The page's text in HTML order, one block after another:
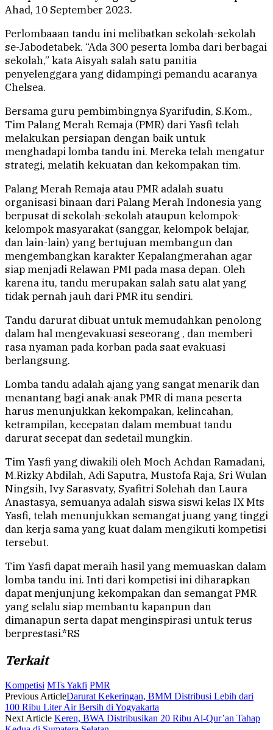
Ahad, 10 September 2023.
Perlombaaan tandu ini melibatkan sekolah-sekolah
se-Jabodetabek. “Ada 300 peserta lomba dari berbagai
sekolah,” kata Aisyah salah satu panitia
penyelenggara yang didampingi pemandu acaranya
Chelsea.
Bersama guru pembimbingnya Syarifudin, S.Kom.,
Tim Palang Merah Remaja (PMR) dari Yasfi telah
melakukan persiapan dengan baik untuk
menghadapi lomba tandu ini. Mereka telah mengatur
strategi, melatih kekuatan dan kekompakan tim.
Palang Merah Remaja atau PMR adalah suatu
organisasi binaan dari Palang Merah Indonesia yang
berpusat di sekolah-sekolah ataupun kelompok-
kelompok masyarakat (sanggar, kelompok belajar,
dan lain-lain) yang bertujuan membangun dan
mengembangkan karakter Kepalangmerahan agar
siap menjadi Relawan PMI pada masa depan. Oleh
karena itu, tandu merupakan salah satu alat yang
tidak pernah jauh dari PMR itu sendiri.
Tandu darurat dibuat untuk memudahkan penolong
dalam hal mengevakuasi seseorang , dan memberi
rasa nyaman pada korban pada saat evakuasi
berlangsung.
Lomba tandu adalah ajang yang sangat menarik dan
menantang bagi anak-anak PMR di mana peserta
harus menunjukkan kekompakan, kelincahan,
ketrampilan, kecepatan dalam membuat tandu
darurat secepat dan sedetail mungkin.
Tim Yasfi yang diwakili oleh Moch Achdan Ramadani,
M.Rizky Abdilah, Adi Saputra, Mustofa Raja, Sri Wulan
Ningsih, Ivy Sarasvaty, Syafitri Solehah dan Laura
Anastasya, semuanya adalah siswa siswi kelas IX Mts
Yasfi, telah menunjukkan semangat juang yang tinggi
dan kerja sama yang kuat dalam mengikuti kompetisi
tersebut.
Tim Yasfi dapat meraih hasil yang memuaskan dalam
lomba tandu ini. Inti dari kompetisi ini diharapkan
dapat menjunjung kekompakan dan semangat PMR
yang selalu siap membantu kapanpun dan
dimanapun serta dapat menginspirasi untuk terus
berprestasi.*RS
Terkait
Kompetisi MTs Yakfi PMR
Previous ArticleDarurat Kekeringan, BMM Distribusi Lebih dari
100 Ribu Liter Air Bersih di Yogyakarta
Next Article Keren, BWA Distribusikan 20 Ribu Al-Qur’an Tahap